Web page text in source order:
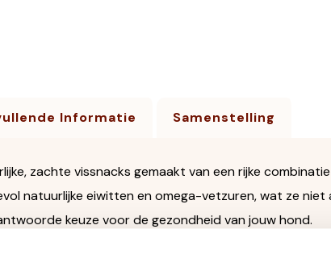
Informatie Samenstelling
zachte vissnacks gemaakt van een rijke
natuurlijke eiwitten en omega-vetzuren, wat ze niet
keuze voor de gezondheid van jouw hond.
structuur, waardoor ze gemakkelijk te kauwen zijn